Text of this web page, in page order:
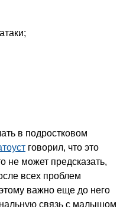
в подростковом
говорил, что это
не может предсказать,
всех проблем
важно еще до него
связь с малышом